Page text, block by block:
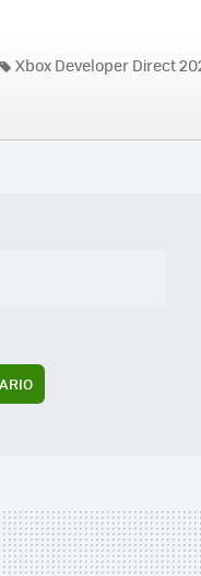
Xbox Developer Direct